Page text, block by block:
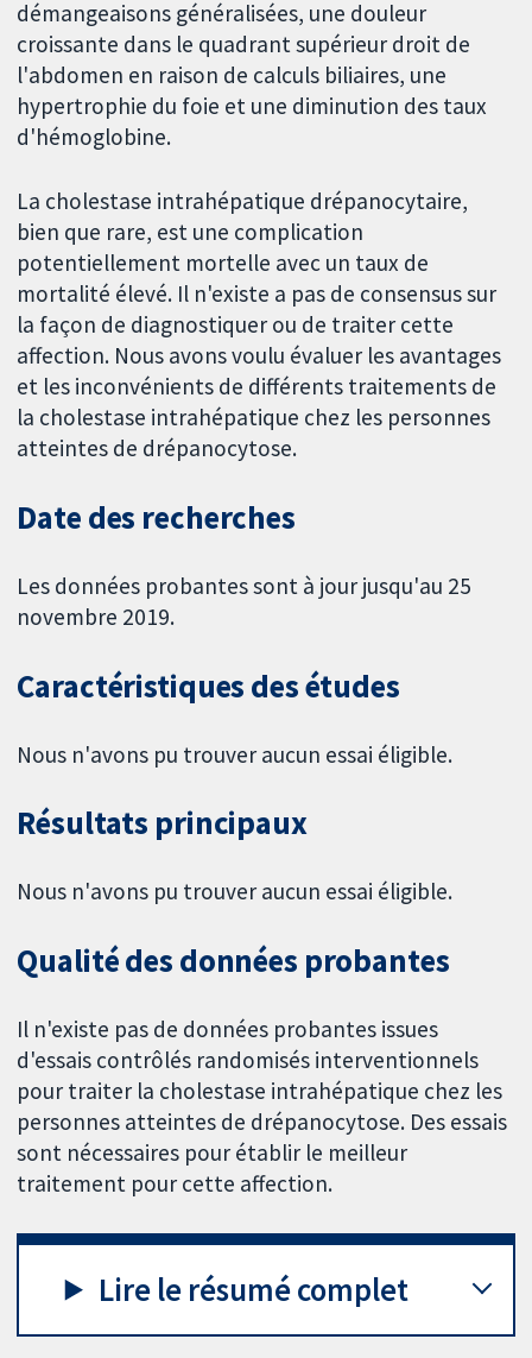
démangeaisons généralisées, une douleur
croissante dans le quadrant supérieur droit de
l'abdomen en raison de calculs biliaires, une
hypertrophie du foie et une diminution des taux
d'hémoglobine.
La cholestase intrahépatique drépanocytaire,
bien que rare, est une complication
potentiellement mortelle avec un taux de
mortalité élevé. Il n'existe a pas de consensus sur
la façon de diagnostiquer ou de traiter cette
affection. Nous avons voulu évaluer les avantages
et les inconvénients de différents traitements de
la cholestase intrahépatique chez les personnes
atteintes de drépanocytose.
Date des recherches
Les données probantes sont à jour jusqu'au 25
novembre 2019.
Caractéristiques des études
Nous n'avons pu trouver aucun essai éligible.
Résultats principaux
Nous n'avons pu trouver aucun essai éligible.
Qualité des données probantes
Il n'existe pas de données probantes issues
d'essais contrôlés randomisés interventionnels
pour traiter la cholestase intrahépatique chez les
personnes atteintes de drépanocytose. Des essais
sont nécessaires pour établir le meilleur
traitement pour cette affection.
Lire le résumé complet